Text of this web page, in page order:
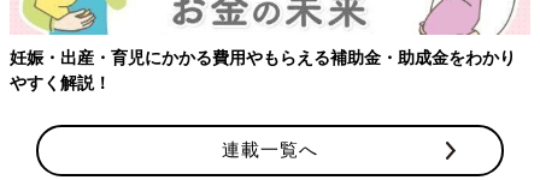
妊娠・出産・育児にかかる費用やもらえる補助金・助成金をわかり
やすく解説！
連載一覧へ